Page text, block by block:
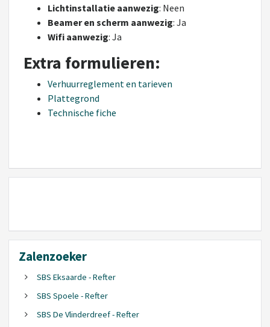
Lichtinstallatie aanwezig: Neen
Beamer en scherm aanwezig: Ja
Wifi aanwezig: Ja
Extra formulieren:
Verhuurreglement en tarieven
Plattegrond
Technische fiche
Zalenzoeker
SBS Eksaarde - Refter
SBS Spoele - Refter
SBS De Vlinderdreef - Refter